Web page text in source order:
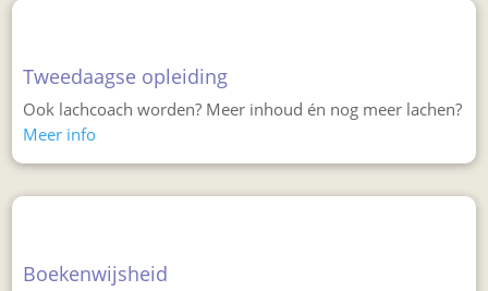
Tweedaagse opleiding
Ook lachcoach worden? Meer inhoud én nog meer lachen?
Meer info
Boekenwijsheid